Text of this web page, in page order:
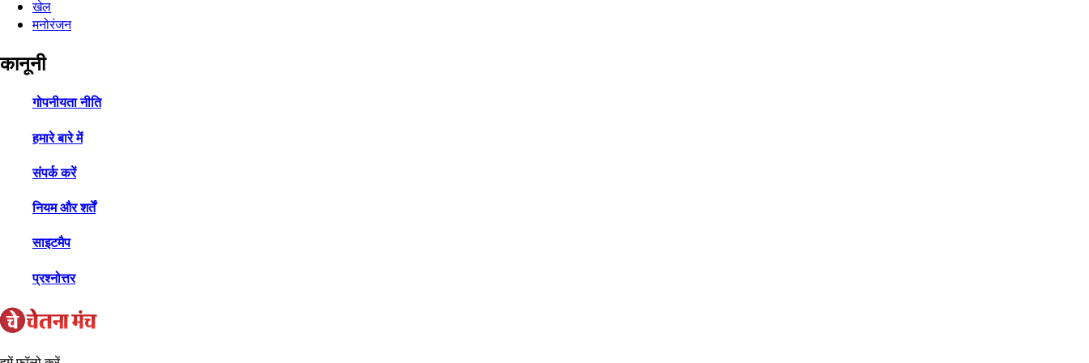
खेल
मनोरंजन
कानूनी
गोपनीयता नीति
हमारे बारे में
संपर्क करें
नियम और शर्तें
साइटमैप
प्रश्नोत्तर